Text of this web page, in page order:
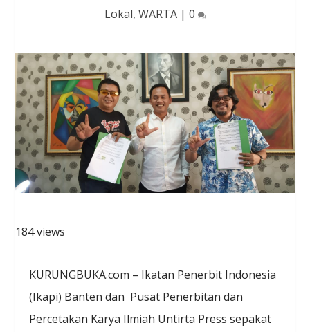
Lokal, WARTA| 0
184 views
KURUNGBUKA.com – Ikatan Penerbit Indonesia
(Ikapi) Banten dan Pusat Penerbitan dan
Percetakan Karya Ilmiah Untirta Press sepakat